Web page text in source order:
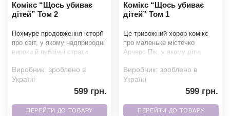
Комікс “Щось убиває
дітей” Том 2
Похмуре продовження історії
про світ, у якому надприродні
вироки й публічні страти
суспільство. Після
Виробник: зроблено в
Україні
599 грн.
ПЕРЕЙТИ ДО ТОВАРУ
Комікс “Щось убиває
дітей” Том 1
Це тривожний хорор-комікс
про маленьке містечко
Арчерс Пік, у якому діти
або ставати жертвами
Виробник: зроблено в
Україні
599 грн.
ПЕРЕЙТИ ДО ТОВАРУ
Ми зателефонуємо вам на номер: